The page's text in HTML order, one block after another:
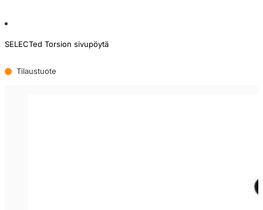
SELECTed Torsion sivupöytä
Tilaustuote